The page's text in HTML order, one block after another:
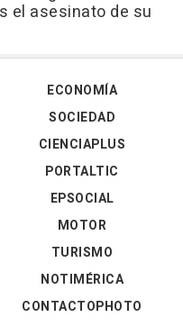
el asesinato de su
ECONOMÍA
SOCIEDAD
CIENCIAPLUS
PORTALTIC
EPSOCIAL
MOTOR
TURISMO
NOTIMÉRICA
CONTACTOPHOTO